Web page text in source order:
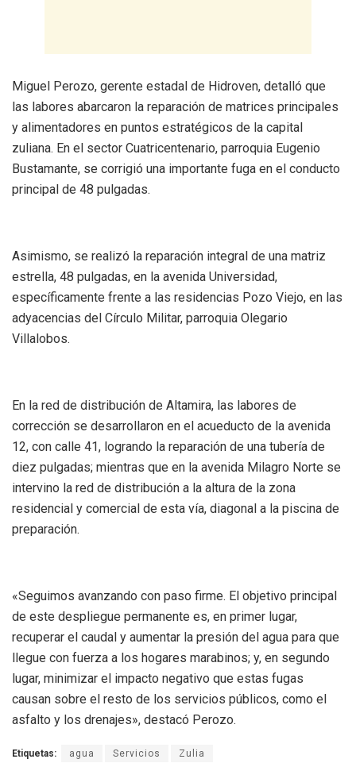
Miguel Perozo, gerente estadal de Hidroven, detalló que
las labores abarcaron la reparación de matrices principales
y alimentadores en puntos estratégicos de la capital
zuliana. En el sector Cuatricentenario, parroquia Eugenio
Bustamante, se corrigió una importante fuga en el conducto
principal de 48 pulgadas.
Asimismo, se realizó la reparación integral de una matriz
estrella, 48 pulgadas, en la avenida Universidad,
específicamente frente a las residencias Pozo Viejo, en las
adyacencias del Círculo Militar, parroquia Olegario
Villalobos.
En la red de distribución de Altamira, las labores de
corrección se desarrollaron en el acueducto de la avenida
12, con calle 41, logrando la reparación de una tubería de
diez pulgadas; mientras que en la avenida Milagro Norte se
intervino la red de distribución a la altura de la zona
residencial y comercial de esta vía, diagonal a la piscina de
preparación.
«Seguimos avanzando con paso firme. El objetivo principal
de este despliegue permanente es, en primer lugar,
recuperar el caudal y aumentar la presión del agua para que
llegue con fuerza a los hogares marabinos; y, en segundo
lugar, minimizar el impacto negativo que estas fugas
causan sobre el resto de los servicios públicos, como el
asfalto y los drenajes», destacó Perozo.
Etiquetas: agua Servicios Zulia